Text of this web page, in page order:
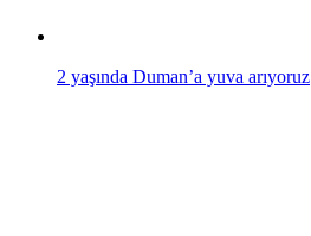
2 yaşında Duman’a yuva arıyoruz